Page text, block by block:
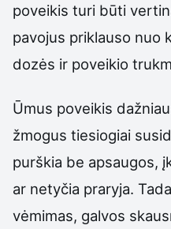
poveikis turi būti
pavojus priklauso nuo
dozės ir poveikio
Ūmus poveikis
žmogus tiesiogiai
purškia be apsaugos,
ar netyčia praryja.
vėmimas, galvos